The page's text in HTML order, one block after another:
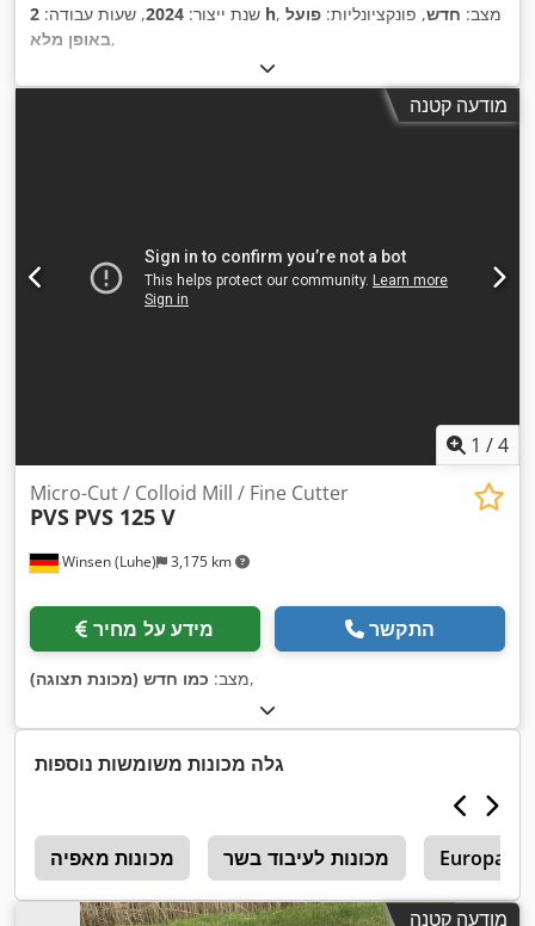
שנת ייצור: 2024, שעות עבודה: 2 h , מצב: חדש, פונקציונליות: פועל
באופן מלא,
מודעה קטנה
1 /4
Winsen (Luhe) 3,175 km
Micro-Cut / Colloid Mill / Fine Cutter
PVS PVS 125 V
מידע על מחיר התקשר
מצב: כמו חדש (מכונת תצוגה) ,
גלה מכונות משומשות נוספות
מכונות מאפיה מכונות לעיבוד בשר Europack
מודעה קטנה